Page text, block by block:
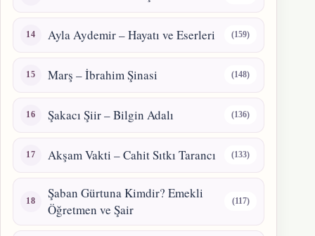
Ayla Aydemir – Hayatı ve Eserleri (159)
Marş – İbrahim Şinasi (148)
Şakacı Şiir – Bilgin Adalı (136)
Akşam Vakti – Cahit Sıtkı Tarancı (133)
Şaban Gürtuna Kimdir? Emekli
Öğretmen ve Şair
(117)